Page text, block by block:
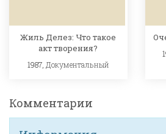
Жиль Делез: Что такое
акт творения?
1987, Документальный
Комментарии